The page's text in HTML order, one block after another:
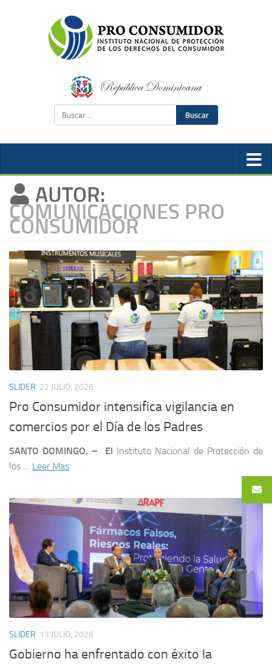
Buscar
AUTOR:
COMUNICACIONES PRO
CONSUMIDOR
SLIDER 22 JULIO, 2026
Pro Consumidor intensifica vigilancia en
comercios por el Día de los Padres
SANTO DOMINGO. – El Instituto Nacional de Protección de
los … Leer Mas
SLIDER 13 JULIO, 2026
Gobierno ha enfrentado con éxito la